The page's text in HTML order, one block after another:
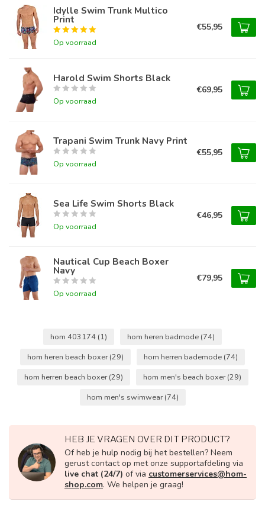
Idylle Swim Trunk Multico
Print
Op voorraad
€55,95
Harold Swim Shorts Black
Op voorraad
€69,95
Trapani Swim Trunk Navy Print
Op voorraad
€55,95
Sea Life Swim Shorts Black
Op voorraad
€46,95
Nautical Cup Beach Boxer
Navy
Op voorraad
€79,95
hom 403174 (1) hom heren badmode (74)
hom heren beach boxer(29) hom herren bademode (74)
hom herren beach boxer(29) hom men's beach boxer(29)
hom men's swimwear(74)
HEB JE VRAGEN OVER DIT PRODUCT?
Of heb je hulp nodig bij het bestellen? Neem
gerust contact op met onze supportafdeling via
live chat (24/7) of via customerservices@hom-
shop.com. We helpen je graag!